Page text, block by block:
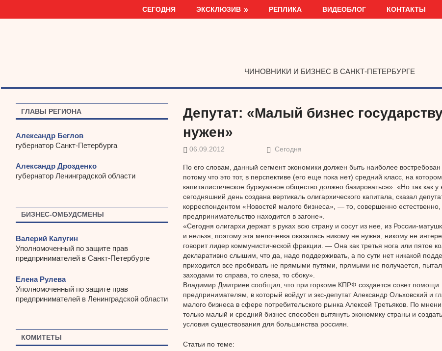
СЕГОДНЯ ЭКСКЛЮЗИВ РЕПЛИКА ВИДЕОБЛОГ КОНТАКТЫ
ЧИНОВНИКИ И БИЗНЕС В САНКТ-ПЕТЕРБУРГЕ
Депутат: «Малый бизнес
нужен»
06.09.2012 Сегодня
По его словам, данный сегмент экономики должен быть наиболее востребован
потому что это тот, в перспективе (его еще пока нет) средний класс, на котором
капиталистическое буржуазное общество должно базироваться». «Но так как у
сегодняшний день создана вертикаль олигархического капитала, сказал
корреспондентом «Новостей малого бизнеса», — то, совершенно естественно,
предпринимательство находится в загоне».
«Сегодня олигархи держат в руках всю страну и сосут из нее, из России-
и нельзя, поэтому эта мелочевка оказалась никому не нужна, никому не
говорит лидер коммунистической фракции. — Она как третья нога или пятое
декларативно слышим, что да, надо поддерживать, а по сути нет никакой
приходится все пробивать не прямыми путями, прямыми не получается,
заходами то справа, то слева, то сбоку».
Владимир Дмитриев сообщил, что при горкоме КПРФ создается совет помощи
предпринимателям, в который войдут и экс-депутат Александр Ольховский и
малого бизнеса в сфере потребительского рынка Алексей Третьяков. По
только малый и средний бизнес способен вытянуть экономику страны и
условия существования для большинства россиян.
Статьи по теме:
ГЛАВЫ РЕГИОНА
Александр Беглов
губернатор Санкт-Петербурга
Александр Дрозденко
губернатор Ленинградской области
БИЗНЕС-ОМБУДСМЕНЫ
Валерий Калугин
Уполномоченный по защите прав
предпринимателей в Санкт-Петербурге
Елена Рулева
Уполномоченный по защите прав
предпринимателей в Ленинградской области
КОМИТЕТЫ